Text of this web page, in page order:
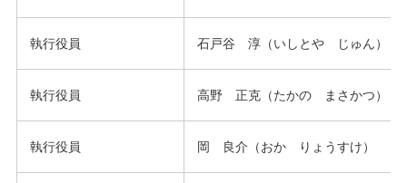
執行役員 石戸谷 淳（いしとや じゅん）
執行役員 高野 正克（たかの まさかつ）
執行役員 岡 良介（おか りょうすけ）